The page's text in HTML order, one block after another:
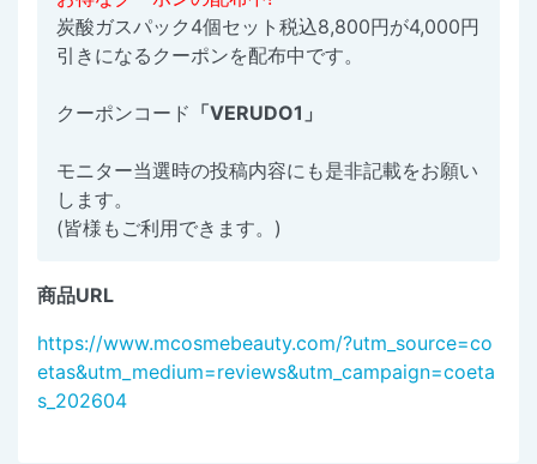
炭酸ガスパック4個セット税込8,800円が4,000円
引きになるクーポンを配布中です。
クーポンコード 「VERUDO1」
モニター当選時の投稿内容にも是非記載をお願い
します。
(皆様もご利用できます。)
商品URL
https://www.mcosmebeauty.com/?utm_source=co
etas&utm_medium=reviews&utm_campaign=coeta
s_202604